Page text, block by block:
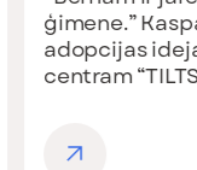
ģimene.”
adopcijas
centram “TILTS”